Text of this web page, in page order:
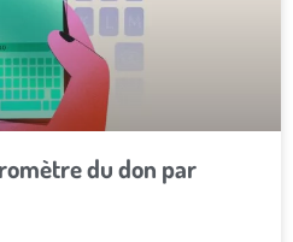
du don par